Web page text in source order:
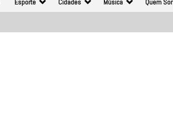
Esporte Cidades Música Quem